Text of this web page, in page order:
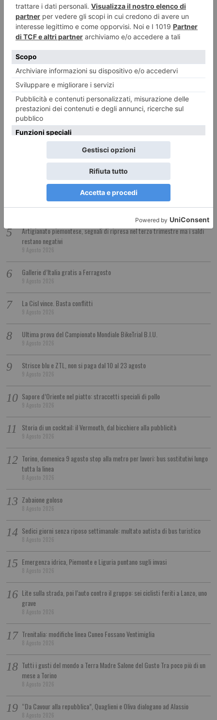
(Foto: espoarte.net)
LE ULTIME 20
Arrestato il 73enne che ha travolto i ciclisti
9 Agosto 2026
Caldo, Torino e Piemonte verso un Ferragosto ancora rovente
“Davide Toffolo, Parola di Pasolini”
La rubrica della domenica di Pier Franco Quaglieni
9 Agosto 2026
Artigianato piemontese, segnali di ripresa nel terzo trimestre ma i saldi
restano negativi
9 Agosto 2026
Gallerie d’Italia gratis a Ferragosto
9 Agosto 2026
La Cisl vince. Basta conflitti
9 Agosto 2026
Ultima prova del Campionato Mondiale BikeTrial B.I.U.
9 Agosto 2026
Strisce blu e ZTL, non si paga dal 10 al 23 agosto
9 Agosto 2026
Sapore d’Oriente nel piatto: straccetti speciali di pollo
9 Agosto 2026
Storia di un cocktail: il Vermouth, dal bicchiere alla pubblicità
9 Agosto 2026
Torino, domenica 9 agosto stop alla metro per lavori: bus sostitutivi lungo
tutta la linea
8 Agosto 2026
Zabaione goloso
8 Agosto 2026
Sedici giorni senza riposo settimanale: multato autista di bus turistico
8 Agosto 2026
Emergenza idrica, Piemonte e Liguria puntano sugli invasi
8 Agosto 2026
Lite sulla strada, poi l’auto contro il gruppo: sei ciclisti feriti a Lanzo, uno
grave
8 Agosto 2026
Trenitalia: modifiche linea Cuneo Fossano Ventimiglia
8 Agosto 2026
Tutti i gusti del mondo a Terra Madre Salone del Gusto Tra poco più di un
mese a Torino
8 Agosto 2026
“Da Cavour alla repubblica”, Quaglieni e Oliva dialogano ad Alassio
8 Agosto 2026